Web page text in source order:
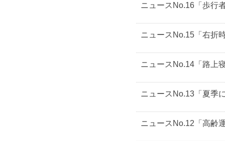
ニュースNo.16「歩行
ニュースNo.15「右折
ニュースNo.14「路上
ニュースNo.13「夏季
ニュースNo.12「高齢